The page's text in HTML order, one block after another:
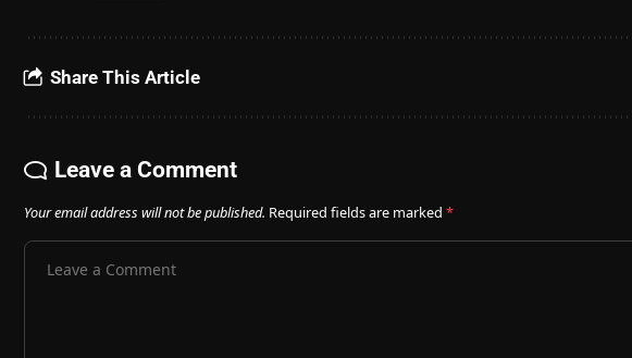
Share This Article
Leave a Comment
Your email address will not be published. Required fields are marked *